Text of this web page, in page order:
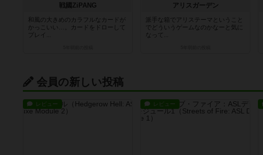
戦國ZiPANG
和風の大きめのカラフルなカードが
かっこいい…。カードをドローして
プレイ...
アリスガーデン
派手な箱でアリステーマということ
でどういうゲームなのかなーと気に
なって...
会員の新しい投稿
レビュー レビュー